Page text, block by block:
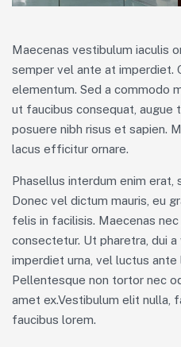
Maecenas vestibulum iaculis
semper vel ante at imperdiet.
elementum. Sed a commodo
ut faucibus consequat, augue
posuere nibh risus et sapien.
lacus efficitur ornare.
Phasellus interdum enim erat,
Donec vel dictum mauris, eu
felis in facilisis. Maecenas
consectetur. Ut pharetra, dui
imperdiet urna, vel luctus ante
Pellentesque non tortor nec
amet ex.Vestibulum elit nulla,
faucibus lorem.